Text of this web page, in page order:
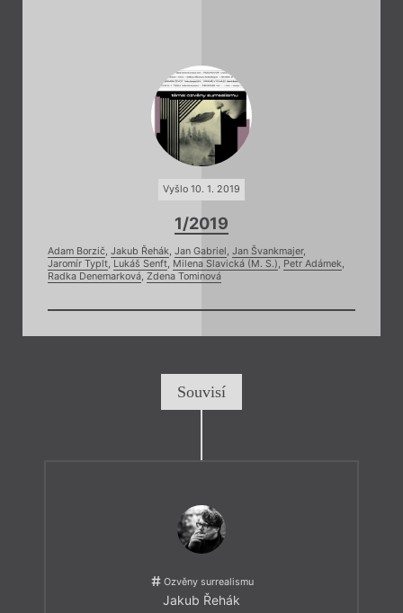
Vyšlo 10. 1. 2019
1/2019
Adam Borzič, Jakub Řehák, Jan Gabriel , Jan Švankmajer,
Jaromír Typlt, Lukáš Senft, Milena Slavická (M. S.), Petr Adámek,
Radka Denemarková, Zdena Tominová
Souvisí
Ozvěny surrealismu
Jakub Řehák